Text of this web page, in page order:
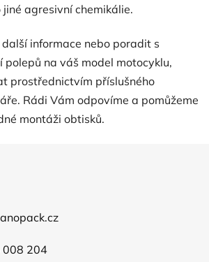
agresivní chemikálie.
informace nebo poradit s
na váš model motocyklu,
prostřednictvím příslušného
Rádi Vám odpovíme a pomůžeme
montáži obtisků.
anopack.cz
008 204